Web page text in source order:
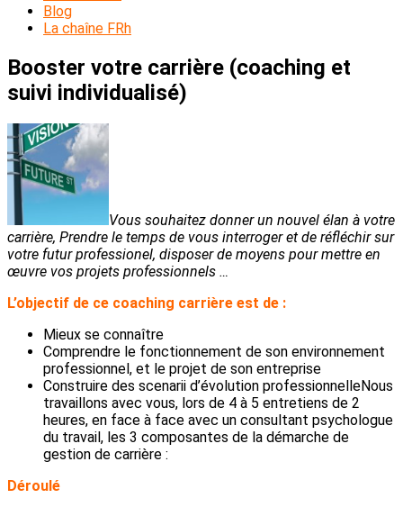
Blog
La chaîne FRh
Booster votre carrière (coaching et
suivi individualisé)
Vous souhaitez donner un nouvel élan à votre
carrière, Prendre le temps de vous interroger et de réfléchir sur
votre futur professionel, disposer de moyens pour mettre en
œuvre vos projets professionnels …
L’objectif de ce coaching carrière est de :
Mieux se connaître
Comprendre le fonctionnement de son environnement
professionnel, et le projet de son entreprise
Construire des scenarii d’évolution professionnelleNous
travaillons avec vous, lors de 4 à 5 entretiens de 2
heures, en face à face avec un consultant psychologue
du travail, les 3 composantes de la démarche de
gestion de carrière :
Déroulé